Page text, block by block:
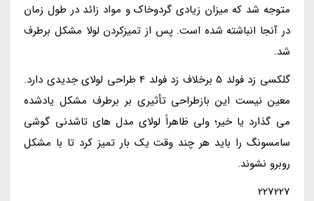
متوجه شد که میزان زیادی گردوخاک و مواد زائد در طول زمان
در آنجا انباشته شده است. پس از تمیزکردن لولا مشکل برطرف
شد.
گلکسی زد فولد 5 برخلاف زد فولد 4 طراحی لولای جدیدی دارد.
معین نیست این بازطراحی تأثیری بر برطرف مشکل یادشده
می گذارد یا خیر؛ ولی ظاهراً لولای مدل های تاشدنی گوشی
سامسونگ را باید هر چند وقت یک بار تمیز کرد تا با مشکل
روبرو نشوند.
227227